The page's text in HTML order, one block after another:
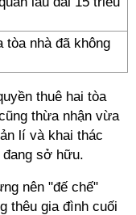
tòa nhà đã không
thuê hai tòa
thừa nhận vừa
lí và khai thác
đang sở hữu.
nên "đế chế"
thêu gia đình cuối